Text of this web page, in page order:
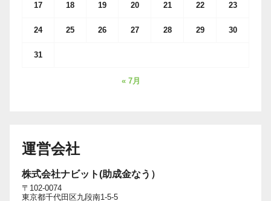
17 18 19 20 21 22 23
24 25 26 27 28 29 30
31
« 7月
運営会社
株式会社ナビット(助成金なう）
〒102-0074
東京都千代田区九段南1-5-5